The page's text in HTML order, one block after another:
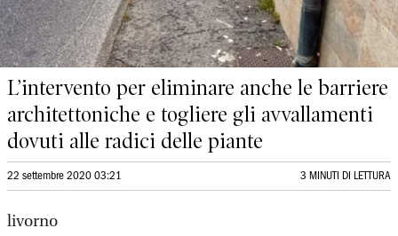
L’intervento per eliminare anche le barriere
architettoniche e togliere gli avvallamenti
dovuti alle radici delle piante
22 settembre 2020 03:21 3 MINUTI DI LETTURA
livorno